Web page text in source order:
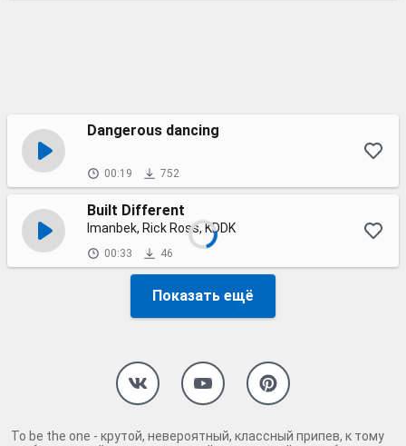
Dangerous dancing
00:19 752
Built Different
Imanbek, Rick Ross, KDDK
00:33 46
Показать ещё
To be the one - крутой, невероятный, классный припев, к тому